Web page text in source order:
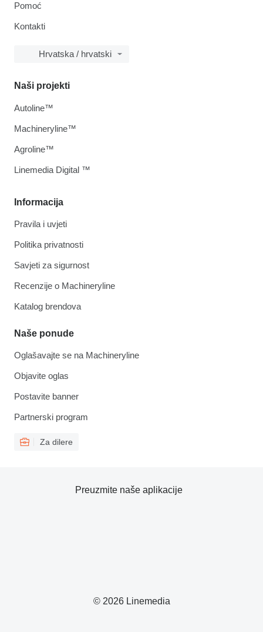
Pomoć
Kontakti
Hrvatska / hrvatski
Informacija
Pravila i uvjeti
Politika privatnosti
Savjeti za sigurnost
Recenzije o Machineryline
Katalog brendova
Naše ponude
Oglašavajte se na Machineryline
Objavite oglas
Postavite banner
Partnerski program
Za dilere
Naši projekti
Autoline™
Machineryline™
Agroline™
Linemedia Digital ™
© 2026 Linemedia
Preuzmite naše aplikacije